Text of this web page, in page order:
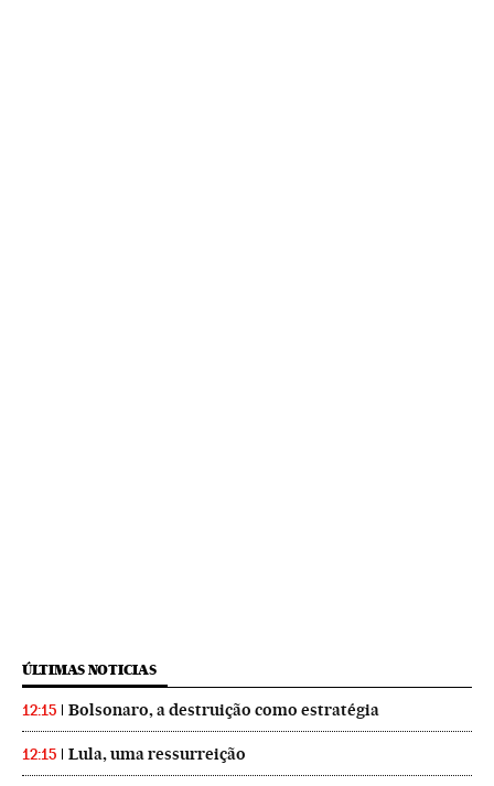
ÚLTIMAS NOTICIAS
12:15 Bolsonaro, a destruição como estratégia
12:15 Lula, uma ressurreição